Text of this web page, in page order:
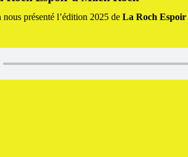
nous présenté l’édition 2025 de La Roch Espoir